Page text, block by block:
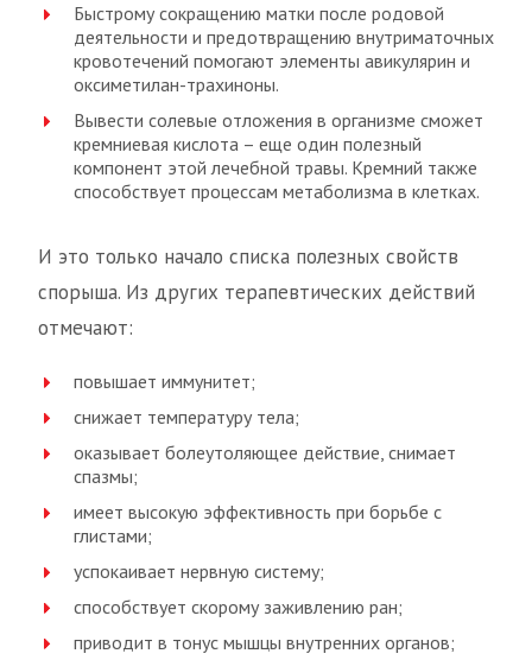
Быстрому сокращению матки после родовой
деятельности и предотвращению внутриматочных
кровотечений помогают элементы авикулярин и
оксиметилан-трахиноны.
Вывести солевые отложения в организме сможет
кремниевая кислота – еще один полезный
компонент этой лечебной травы. Кремний также
способствует процессам метаболизма в клетках.
И это только начало списка полезных свойств
спорыша. Из других терапевтических действий
отмечают:
повышает иммунитет;
снижает температуру тела;
оказывает болеутоляющее действие, снимает
спазмы;
имеет высокую эффективность при борьбе с
глистами;
успокаивает нервную систему;
способствует скорому заживлению ран;
приводит в тонус мышцы внутренних органов;